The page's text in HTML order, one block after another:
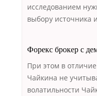
исследованием
выбору источника
Форекс брокер с
При этом в
Чайкина не
волатильности